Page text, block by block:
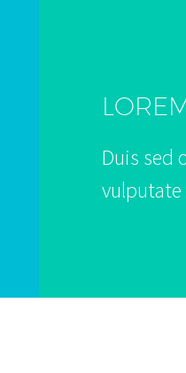
Duis sed
vulputate